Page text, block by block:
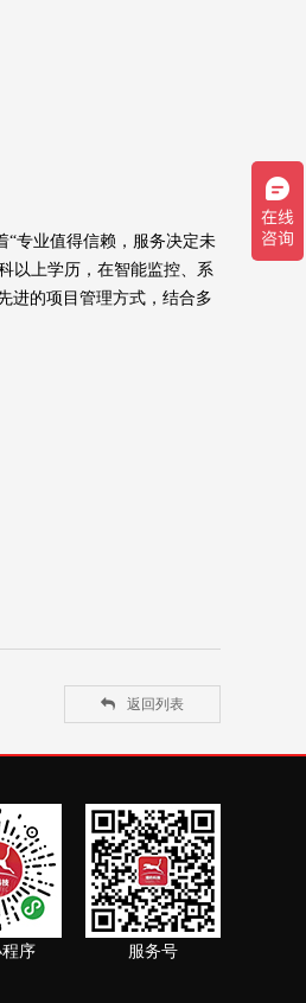
“专业值得信赖，服务决定未
以上学历，在智能监控、系
进的项目管理方式，结合多
返回列表
服务号
序